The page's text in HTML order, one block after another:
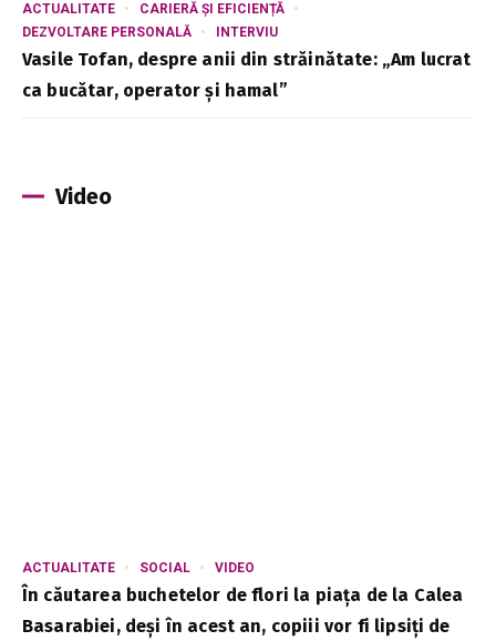
ACTUALITATE
CARIERĂ ȘI EFICIENȚĂ
DEZVOLTARE PERSONALĂ
INTERVIU
Vasile Tofan, despre anii din străinătate: „Am lucrat
ca bucătar, operator și hamal”
Video
ACTUALITATE SOCIAL VIDEO
În căutarea buchetelor de flori la piața de la Calea
Basarabiei, deși în acest an, copiii vor fi lipsiți de